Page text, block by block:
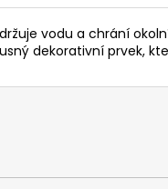
vodu a chrání
dekorativní prvek,